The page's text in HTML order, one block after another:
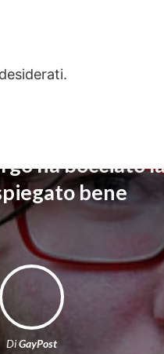
ha bocciato
bene
DiGayPost